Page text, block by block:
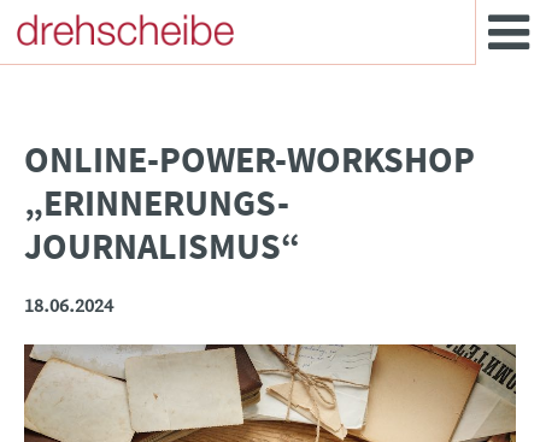
ONLINE-POWER-WORKSHOP
„ERINNERUNGS-
JOURNALISMUS“
18.06.2024